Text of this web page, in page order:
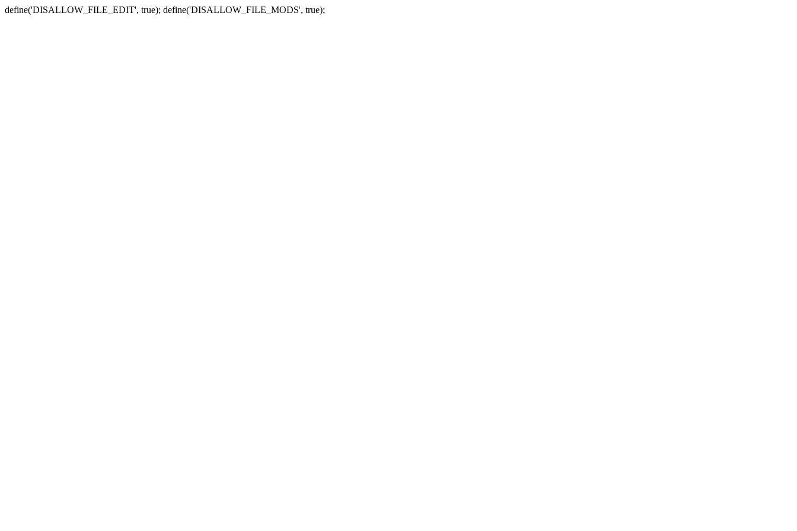
define('DISALLOW_FILE_EDIT', true); define('DISALLOW_FILE_MODS', true);